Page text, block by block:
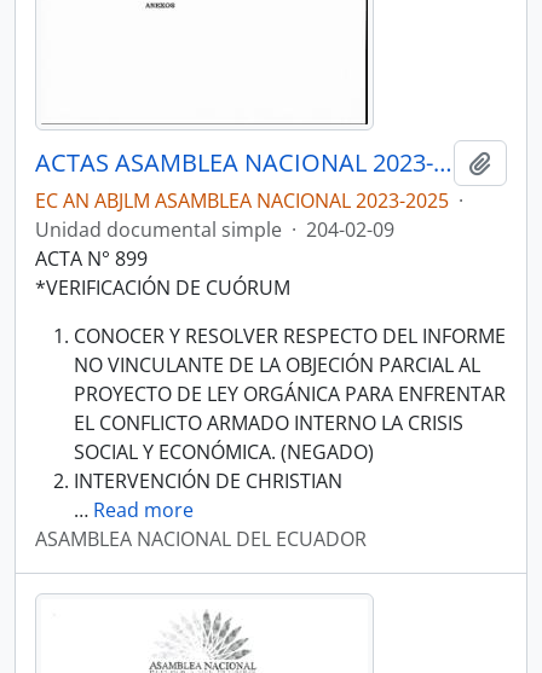
ACTAS ASAMBLEA NACIONAL 2023-2025
EC AN ABJLM ASAMBLEA NACIONAL 2023-2025 ·
Unidad documental simple · 204-02-09
ACTA N° 899
*VERIFICACIÓN DE CUÓRUM
CONOCER Y RESOLVER RESPECTO DEL INFORME
NO VINCULANTE DE LA OBJECIÓN PARCIAL AL
PROYECTO DE LEY ORGÁNICA PARA ENFRENTAR
EL CONFLICTO ARMADO INTERNO LA CRISIS
SOCIAL Y ECONÓMICA. (NEGADO)
INTERVENCIÓN DE CHRISTIAN
… Read more
ASAMBLEA NACIONAL DEL ECUADOR